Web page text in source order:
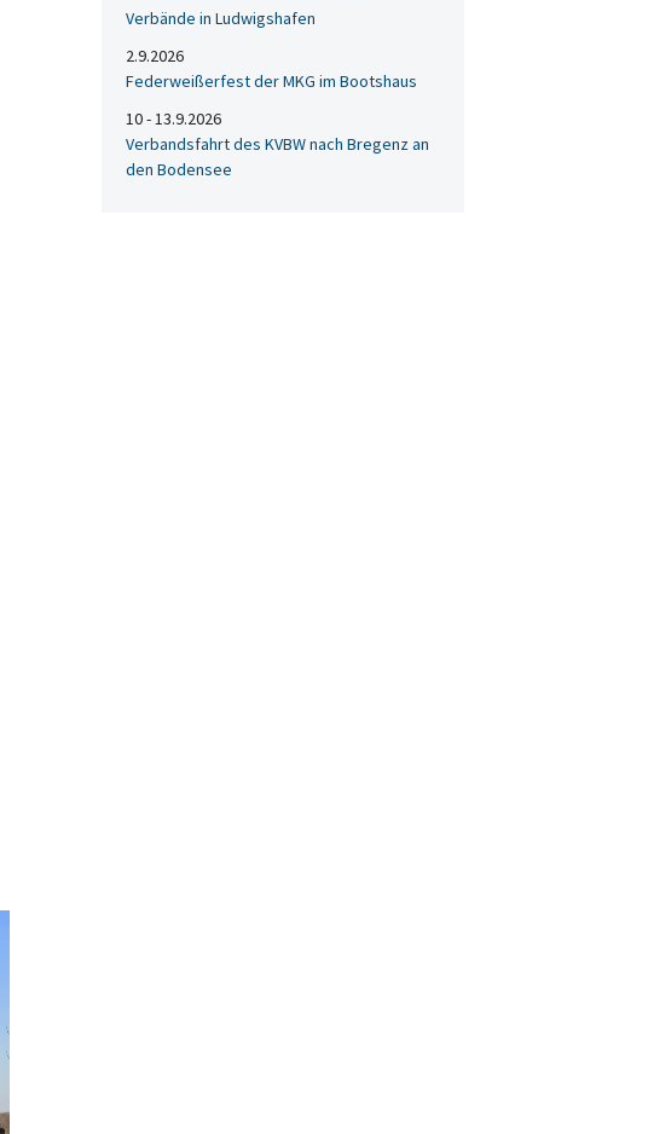
Verbände in Ludwigshafen
2.9.2026
Federweißerfest der MKG im Bootshaus
10 - 13.9.2026
Verbandsfahrt des KVBW nach Bregenz an
den Bodensee